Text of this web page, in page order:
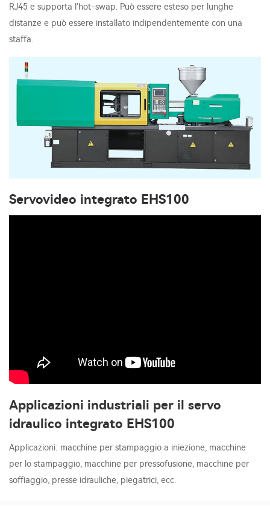
RJ45 e supporta l'hot-swap. Può essere esteso per lunghe
distanze e può essere installato indipendentemente con una
staffa.
Servovideo integrato EHS100
Applicazioni industriali per il servo
idraulico integrato EHS100
Applicazioni: macchine per stampaggio a iniezione, macchine
per lo stampaggio, macchine per pressofusione, macchine per
soffiaggio, presse idrauliche, piegatrici, ecc.